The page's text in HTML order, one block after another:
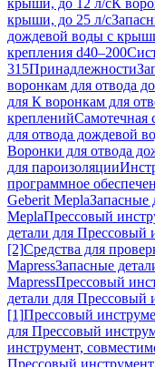
крыши, до 12 л/сК
крыши, до 25 л/с
дождевой воды с
крепления d40–200
315Принадлежности
воронкам для отвода
для К воронкам для
крепленийСамотечная
для отвода дождевой
Воронки для отвода
для пароизоляции
программное
Geberit MeplaЗапасные
MeplaПрессовый
детали для Прессовый
[2]Средства для
MapressЗапасные
MapressПрессовый
детали для Прессовый
[1]Прессовый
для Прессовый
инструмент,
Прессовый